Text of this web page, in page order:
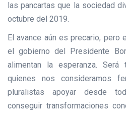
las pancartas que la sociedad
octubre del 2019.
El avance aún es precario,
el gobierno del Presidente
alimentan la esperanza.
quienes nos consideramos
pluralistas apoyar desde
conseguir transformaciones